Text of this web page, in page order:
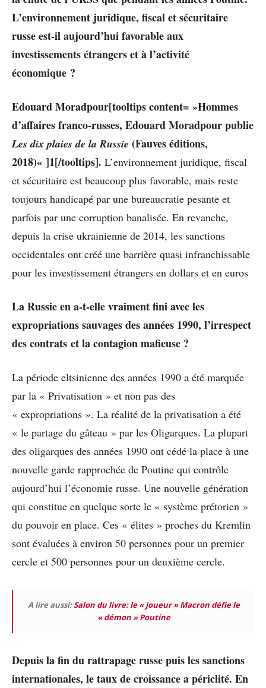
L’environnement juridique, fiscal et sécuritaire
russe est-il aujourd’hui favorable aux
investissements étrangers et à l’activité
économique ?
Edouard Moradpour[tooltips content= »Hommes
d’affaires franco-russes, Edouard Moradpour publie
Les dix plaies de la Russie (Fauves éditions,
2018)« ]1[/tooltips]. L’environnement juridique, fiscal
et sécuritaire est beaucoup plus favorable, mais reste
toujours handicapé par une bureaucratie pesante et
parfois par une corruption banalisée. En revanche,
depuis la crise ukrainienne de 2014, les sanctions
occidentales ont créé une barrière quasi infranchissable
pour les investissement étrangers en dollars et en euros
La Russie en a-t-elle vraiment fini avec les
expropriations sauvages des années 1990, l’irrespect
des contrats et la contagion mafieuse ?
La période eltsinienne des années 1990 a été marquée
par la « Privatisation » et non pas des
« expropriations ». La réalité de la privatisation a été
« le partage du gâteau » par les Oligarques. La plupart
des oligarques des années 1990 ont cédé la place à une
nouvelle garde rapprochée de Poutine qui contrôle
aujourd’hui l’économie russe. Une nouvelle génération
qui constitue en quelque sorte le « système prétorien »
du pouvoir en place. Ces « élites » proches du Kremlin
sont évaluées à environ 50 personnes pour un premier
cercle et 500 personnes pour un deuxième cercle.
A lire aussi:Salon du livre: le « joueur » Macron défie le
« démon » Poutine
Depuis la fin du rattrapage russe puis les sanctions
internationales, le taux de croissance a périclité. En